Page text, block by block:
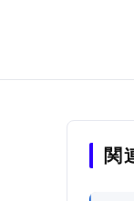
場、英国市場への
関